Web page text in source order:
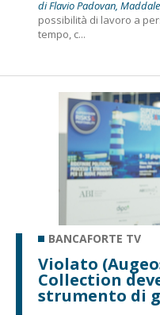
di Flavio Padovan,
possibilità di lavoro a
tempo, c...
BANCAFORTE TV
Violato
Collection
strumento di